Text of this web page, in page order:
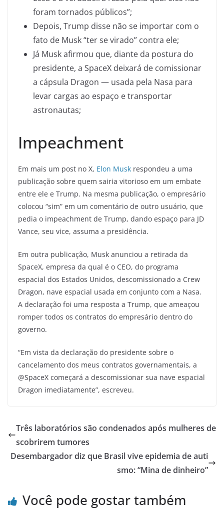
foram tornados públicos”;
Depois, Trump disse não se importar com o
fato de Musk “ter se virado” contra ele;
Já Musk afirmou que, diante da postura do
presidente, a SpaceX deixará de comissionar
a cápsula Dragon — usada pela Nasa para
levar cargas ao espaço e transportar
astronautas;
Impeachment
Em mais um post no X, Elon Musk respondeu a uma
publicação sobre quem sairia vitorioso em um embate
entre ele e Trump. Na mesma publicação, o empresário
colocou “sim” em um comentário de outro usuário, que
pedia o impeachment de Trump, dando espaço para JD
Vance, seu vice, assuma a presidência.
Em outra publicação, Musk anunciou a retirada da
SpaceX, empresa da qual é o CEO, do programa
espacial dos Estados Unidos, descomissionado a Crew
Dragon, nave espacial usada em conjunto com a Nasa.
A declaração foi uma resposta a Trump, que ameaçou
romper todos os contratos do empresário dentro do
governo.
“Em vista da declaração do presidente sobre o
cancelamento dos meus contratos governamentais, a
@SpaceX começará a descomissionar sua nave espacial
Dragon imediatamente”, escreveu.
Três laboratórios são condenados após mulheres de
scobrirem tumores
Desembargador diz que Brasil vive epidemia de auti
smo: “Mina de dinheiro”
Você pode gostar também